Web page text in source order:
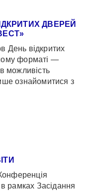
ДВЕРЕЙ
День відкритих
форматі —
можливість
ознайомитися з
в рамках Засідання